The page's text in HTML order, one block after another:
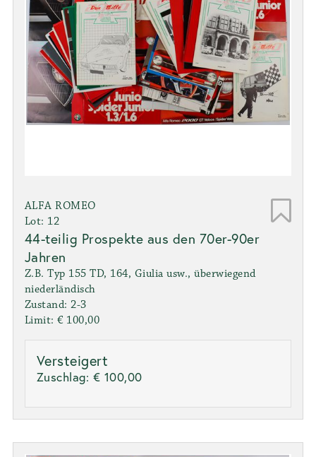
ALFA ROMEO
Lot: 12
44-teilig Prospekte aus den 70er-90er
Jahren
Z.B. Typ 155 TD, 164, Giulia usw., überwiegend
niederländisch
Zustand: 2-3
Limit: € 100,00
Versteigert
Zuschlag: € 100,00